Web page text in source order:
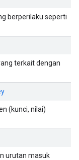
berperilaku seperti
terkait dengan
(kunci, nilai)
urutan masuk